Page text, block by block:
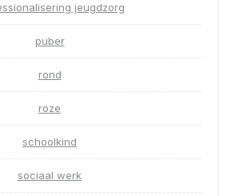
jeugdzorg
puber
rond
roze
schoolkind
sociaal werk